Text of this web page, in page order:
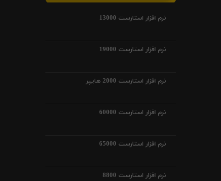
نرم افزار استارست 13000
نرم افزار استارست 19000
نرم افزار استارست 2000 هایپر
نرم افزار استارست 60000
نرم افزار استارست 65000
نرم افزار استارست 8800